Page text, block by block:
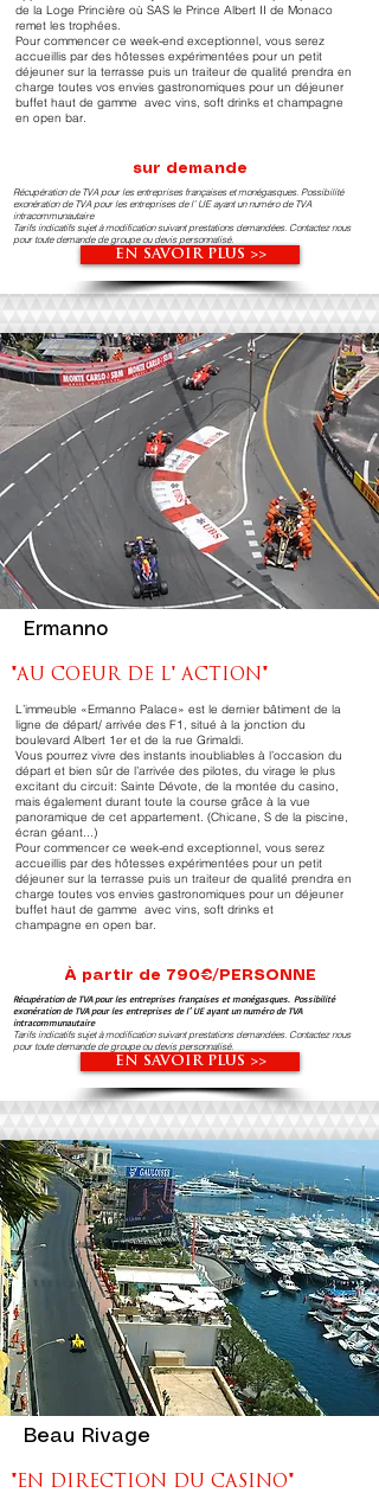
de la Loge Princière où SAS le Prince Albert II de Monaco
remet les trophées.
Pour commencer ce week-end exceptionnel, vous serez
accueillis par des hôtesses expérimentées pour un petit
déjeuner sur la terrasse puis un traiteur de qualité prendra en
charge toutes vos envies gastronomiques pour un déjeuner
buffet haut de gamme avec vins, soft drinks et champagne
en open bar.
sur demande
Récupération de TVA pour les entreprises françaises et monégasques. Possibilité
exonération de TVA pour les entreprises de l’ UE ayant un numéro de TVA
intracommunautaire
Tarifs indicatifs sujet à modification suivant prestations demandées. Contactez nous
pour toute demande de groupe ou devis personnalisé.
EN SAVOIR PLUS >>
Ermanno
"AU COEUR DE L' ACTION"
L’immeuble «Ermanno Palace» est le dernier bâtiment de la
ligne de départ/ arrivée des F1, situé à la jonction du
boulevard Albert 1er et de la rue Grimaldi.
Vous pourrez vivre des instants inoubliables à l’occasion du
départ et bien sûr de l’arrivée des pilotes, du virage le plus
excitant du circuit: Sainte Dévote, de la montée du casino,
mais également durant toute la course grâce à la vue
panoramique de cet appartement. (Chicane, S de la piscine,
écran géant...)
Pour commencer ce week-end exceptionnel, vous serez
accueillis par des hôtesses expérimentées pour un petit
déjeuner sur la terrasse puis un traiteur de qualité prendra en
charge toutes vos envies gastronomiques pour un déjeuner
buffet haut de gamme avec vins, soft drinks et
champagne en open bar.
À partir de 790€/PERSONNE
Récupération de TVA pour les entreprises françaises et monégasques. Possibilité
exonération de TVA pour les entreprises de l’ UE ayant un numéro de TVA
intracommunautaire
Tarifs indicatifs sujet à modification suivant prestations demandées. Contactez nous
pour toute demande de groupe ou devis personnalisé.
EN SAVOIR PLUS >>
Beau Rivage
"EN DIRECTION DU CASINO"